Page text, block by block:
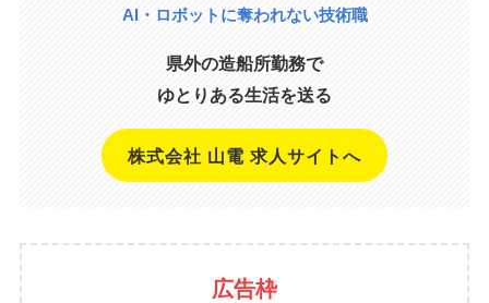
AI・ロボットに奪われない技術職
県外の造船所勤務で
ゆとりある生活を送る
株式会社 山電 求人サイトへ
広告枠